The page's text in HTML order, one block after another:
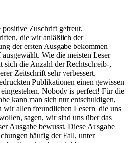
positive Zuschrift gefreut.
die wir anläßlich der
der ersten Ausgabe bekommen
Wie die meisten Leser
sich die Anzahl der Rechtschreib-,
Zeitschrift sehr verbessert.
Publikationen einen gewissen
Nobody is perfect! Für die
kann man sich nur entschuldigen,
wir allen freundlichen Lesern, die uns
sagen, wir sind uns über das
Ausgabe bewusst. Diese Ausgabe
häufig der Fall, unter